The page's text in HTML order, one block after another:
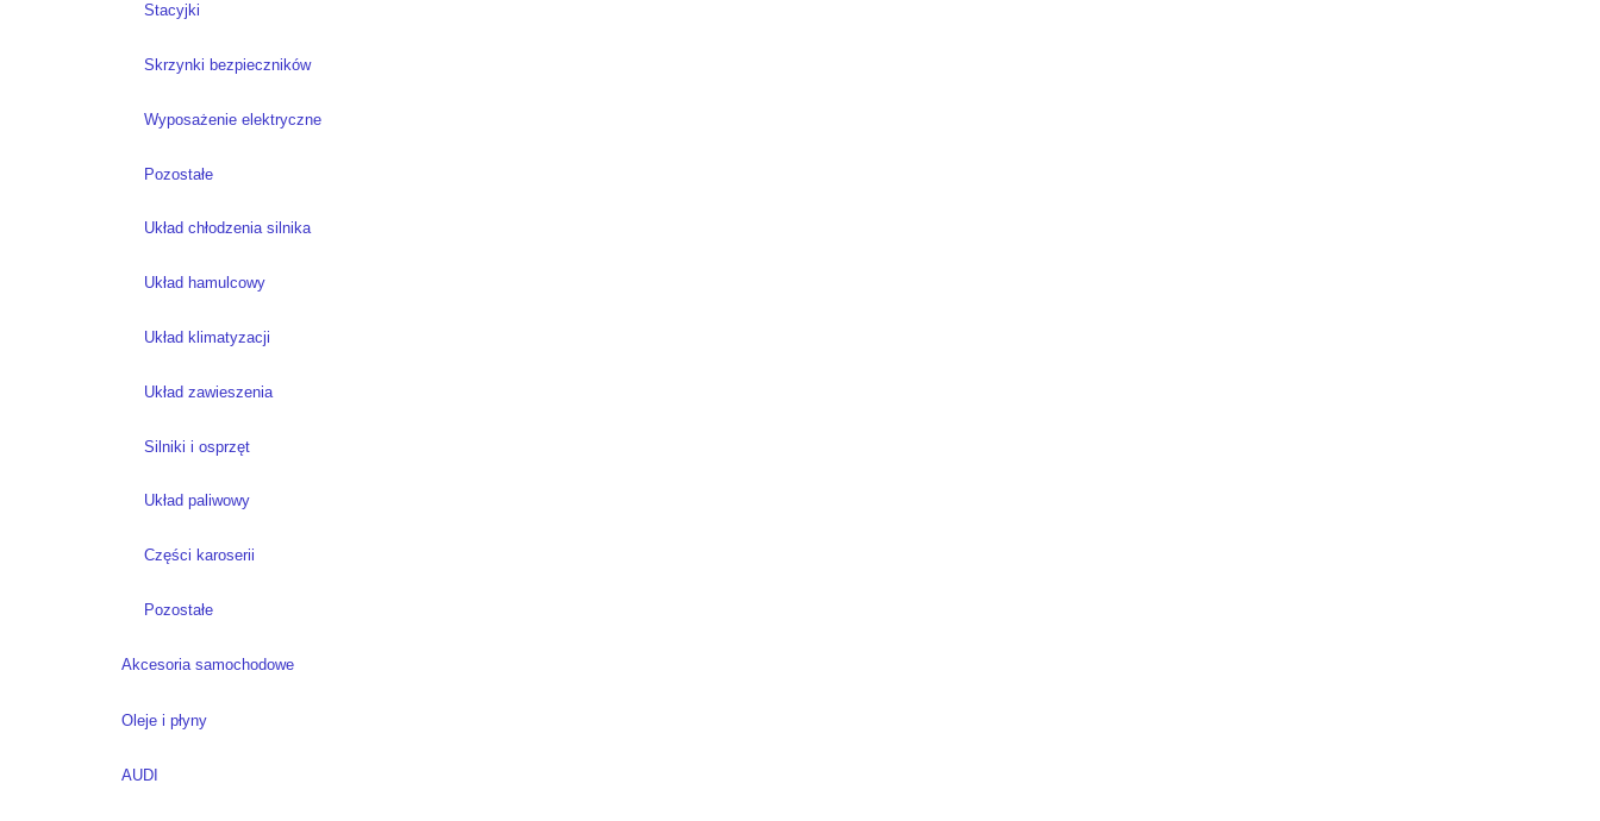
Stacyjki
Skrzynki bezpieczników
Wyposażenie elektryczne
Pozostałe
Układ chłodzenia silnika
Układ hamulcowy
Układ klimatyzacji
Układ zawieszenia
Silniki i osprzęt
Układ paliwowy
Części karoserii
Pozostałe
Akcesoria samochodowe
Oleje i płyny
AUDI